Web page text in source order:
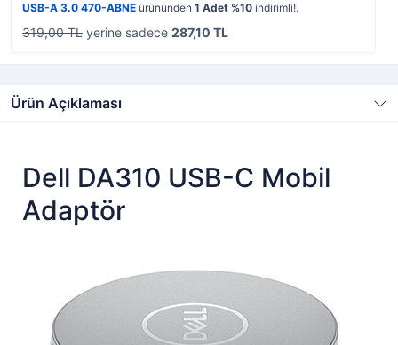
USB-A 3.0 470-ABNE ürününden 1 Adet %10 indirimli!.
319,00 TL yerine sadece 287,10 TL
Ürün Açıklaması
Dell DA310 USB-C Mobil
Adaptör